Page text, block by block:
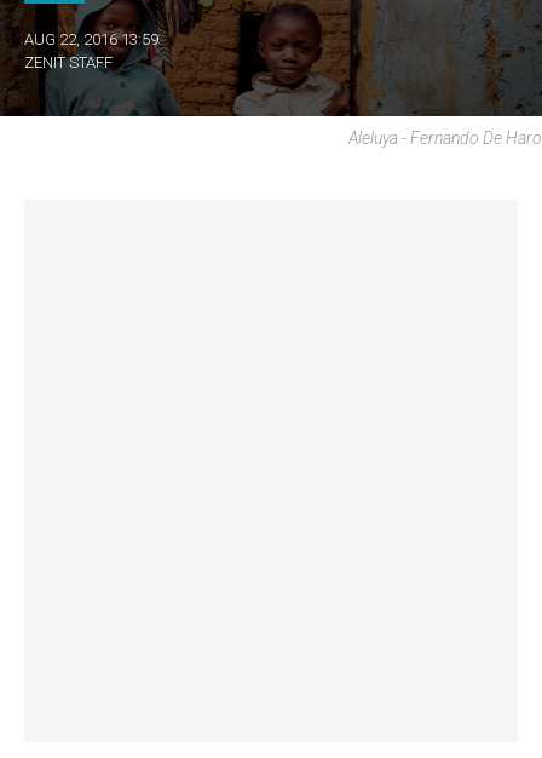
AUG 22, 2016 13:59
ZENIT STAFF
Aleluya - Fernando De Haro